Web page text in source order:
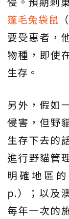
蓬毛兔袋鼠
要受惠者，
物種，即使
生存。
另外，假如
侵害，但野
生存下去的
進行野貓管
明確地區
p.）；以及
每年一次的